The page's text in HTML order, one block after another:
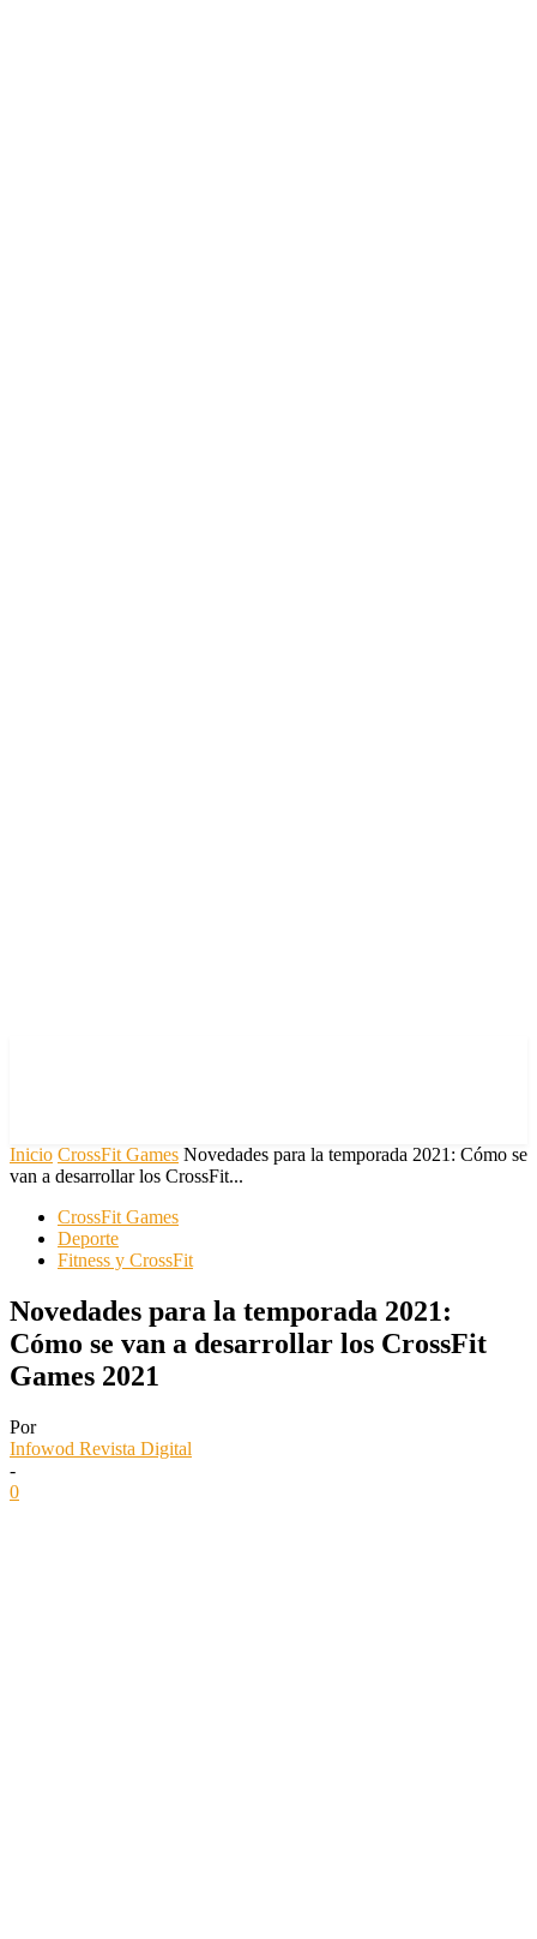
Inicio CrossFit Games Novedades para la temporada 2021: Cómo se
van a desarrollar los CrossFit...
CrossFit Games
Deporte
Fitness y CrossFit
Novedades para la temporada 2021:
Cómo se van a desarrollar los CrossFit
Games 2021
Por
Infowod Revista Digital
-
0